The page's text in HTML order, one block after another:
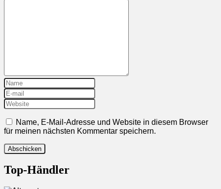
Name, E-Mail-Adresse und Website in diesem Browser
für meinen nächsten Kommentar speichern.
Top-Händler